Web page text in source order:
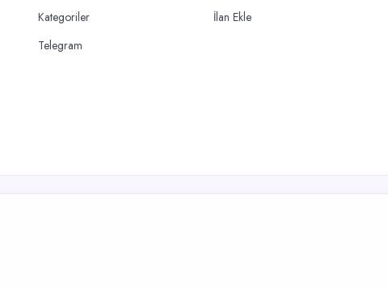
Kategoriler
Telegram
İlan Ekle